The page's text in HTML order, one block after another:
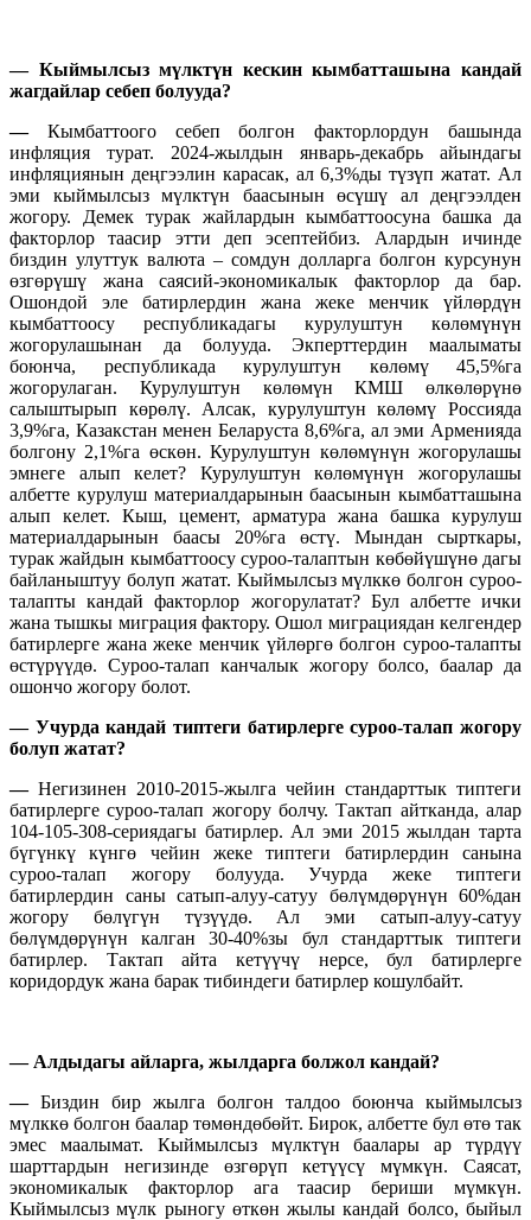
— Кыймылсыз мүлктүн кескин кымбатташына кандай
жагдайлар себеп болууда?
— Кымбаттоого себеп болгон факторлордун башында
инфляция турат. 2024-жылдын январь-декабрь айындагы
инфляциянын деңгээлин карасак, ал 6,3%ды түзүп жатат. Ал
эми кыймылсыз мүлктүн баасынын өсүшү ал деңгээлден
жогору. Демек турак жайлардын кымбаттоосуна башка да
факторлор таасир этти деп эсептейбиз. Алардын ичинде
биздин улуттук валюта – сомдун долларга болгон курсунун
өзгөрүшү жана саясий-экономикалык факторлор да бар.
Ошондой эле батирлердин жана жеке менчик үйлөрдүн
кымбаттоосу республикадагы курулуштун көлөмүнүн
жогорулашынан да болууда. Экперттердин маалыматы
боюнча, республикада курулуштун көлөмү 45,5%га
жогорулаган. Курулуштун көлөмүн КМШ өлкөлөрүнө
салыштырып көрөлү. Алсак, курулуштун көлөмү Россияда
3,9%га, Казакстан менен Беларуста 8,6%га, ал эми Арменияда
болгону 2,1%га өскөн. Курулуштун көлөмүнүн жогорулашы
эмнеге алып келет? Курулуштун көлөмүнүн жогорулашы
албетте курулуш материалдарынын баасынын кымбатташына
алып келет. Кыш, цемент, арматура жана башка курулуш
материалдарынын баасы 20%га өстү. Мындан сырткары,
турак жайдын кымбаттоосу суроо-талаптын көбөйүшүнө дагы
байланыштуу болуп жатат. Кыймылсыз мүлккө болгон суроо-
талапты кандай факторлор жогорулатат? Бул албетте ички
жана тышкы миграция фактору. Ошол миграциядан келгендер
батирлерге жана жеке менчик үйлөргө болгон суроо-талапты
өстүрүүдө. Суроо-талап канчалык жогору болсо, баалар да
ошончо жогору болот.
— Учурда кандай типтеги батирлерге суроо-талап жогору
болуп жатат?
— Негизинен 2010-2015-жылга чейин стандарттык типтеги
батирлерге суроо-талап жогору болчу. Тактап айтканда, алар
104-105-308-сериядагы батирлер. Ал эми 2015 жылдан тарта
бүгүнкү күнгө чейин жеке типтеги батирлердин санына
суроо-талап жогору болууда. Учурда жеке типтеги
батирлердин саны сатып-алуу-сатуу бөлүмдөрүнүн 60%дан
жогору бөлүгүн түзүүдө. Ал эми сатып-алуу-сатуу
бөлүмдөрүнүн калган 30-40%зы бул стандарттык типтеги
батирлер. Тактап айта кетүүчү нерсе, бул батирлерге
коридордук жана барак тибиндеги батирлер кошулбайт.
— Алдыдагы айларга, жылдарга болжол кандай?
— Биздин бир жылга болгон талдоо боюнча кыймылсыз
мүлккө болгон баалар төмөндөбөйт. Бирок, албетте бул өтө так
эмес маалымат. Кыймылсыз мүлктүн баалары ар түрдүү
шарттардын негизинде өзгөрүп кетүүсү мүмкүн. Саясат,
экономикалык факторлор ага таасир бериши мүмкүн.
Кыймылсыз мүлк рыногу өткөн жылы кандай болсо, быйыл